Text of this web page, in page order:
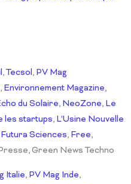
,Tecsol, PV Mag
, Environnement Magazine,
du Solaire, NeoZone, Le
les startups, L’Usine Nouvelle
Futura Sciences, Free,
Green News Techno
Italie, PV Mag Inde,